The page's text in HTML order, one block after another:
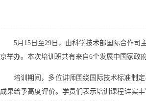
5月15日至29日，由科学技术部国际合作司
京举办。本次培训班共有来自6个发展中国家政
培训期间，多位讲师围绕国际技术标准制
成果给予高度评价。学员们表示培训课程详实